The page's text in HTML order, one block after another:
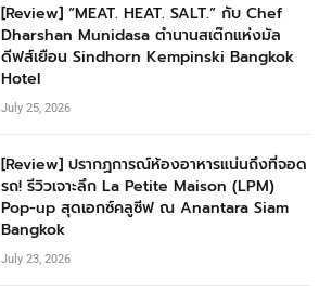
[Review] “MEAT. HEAT. SALT.” กับ Chef
Dharshan Munidasa ตำนานสเต๊กแห่งมัล
ดีฟส์เยือน Sindhorn Kempinski Bangkok
Hotel
July 25, 2026
[Review] ปรากฏการณ์ห้องอาหารแน่นถึงที่จอด
รถ! รีวิวเจาะลึก La Petite Maison (LPM)
Pop-up สุดเอกซ์คลูซีฟ ณ Anantara Siam
Bangkok
July 23, 2026